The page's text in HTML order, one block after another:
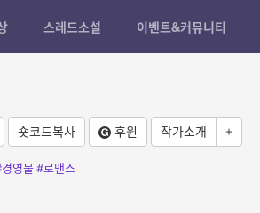
스레드소설 이벤트&커뮤니티
숏코드복사 후원 작가소개 +
영물#로맨스